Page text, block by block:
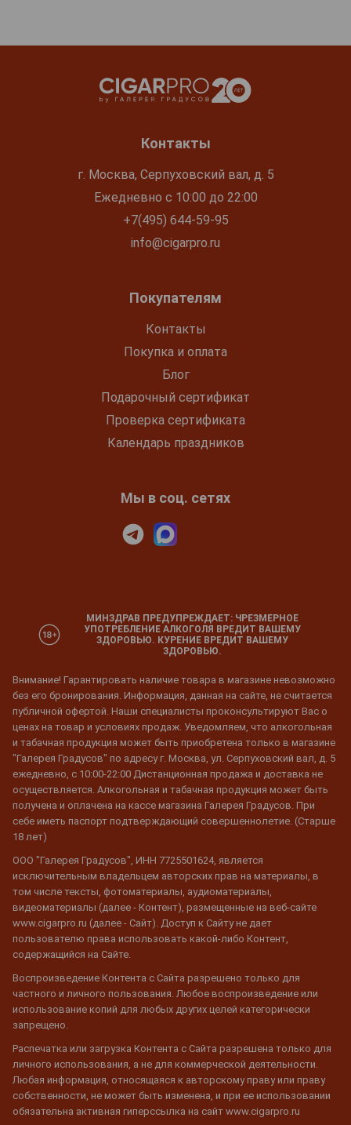
Контакты
г. Москва, Серпуховский вал, д. 5
Ежедневно с 10:00 до 22:00
+7(495) 644-59-95
info@cigarpro.ru
Покупателям
Контакты
Покупка и оплата
Блог
Подарочный сертификат
Проверка сертификата
Календарь праздников
Мы в соц. сетях
МИНЗДРАВ ПРЕДУПРЕЖДАЕТ: ЧРЕЗМЕРНОЕ
УПОТРЕБЛЕНИЕ АЛКОГОЛЯ ВРЕДИТ ВАШЕМУ
ЗДОРОВЬЮ. КУРЕНИЕ ВРЕДИТ ВАШЕМУ
ЗДОРОВЬЮ.
Внимание! Гарантировать наличие товара в магазине невозможно
без его бронирования. Информация, данная на сайте, не считается
публичной офертой. Наши специалисты проконсультируют Вас о
ценах на товар и условиях продаж. Уведомляем, что алкогольная
и табачная продукция может быть приобретена только в магазине
"Галерея Градусов" по адресу г. Москва, ул. Серпуховский вал, д. 5
ежедневно, с 10:00-22:00 Дистанционная продажа и доставка не
осуществляется. Алкогольная и табачная продукция может быть
получена и оплачена на кассе магазина Галерея Градусов. При
себе иметь паспорт подтверждающий совершеннолетие. (Старше
18 лет)
ООО "Галерея Градусов", ИНН 7725501624, является
исключительным владельцем авторских прав на материалы, в
том числе тексты, фотоматериалы, аудиоматериалы,
видеоматериалы (далее - Контент), размещенные на веб-сайте
www.cigarpro.ru (далее - Сайт). Доступ к Сайту не дает
пользователю права использовать какой-либо Контент,
содержащийся на Сайте.
Воспроизведение Контента с Сайта разрешено только для
частного и личного пользования. Любое воспроизведение или
использование копий для любых других целей категорически
запрещено.
Распечатка или загрузка Контента с Сайта разрешена только для
личного использования, а не для коммерческой деятельности.
Любая информация, относящаяся к авторскому праву или праву
собственности, не может быть изменена, и при ее использовании
обязательна активная гиперссылка на сайт www.cigarpro.ru